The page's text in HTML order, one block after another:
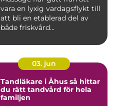
vara en lyxig vardagsflykt till
att bli en etablerad del av
både friskvård...
03. jun
Tandläkare i Åhus så hittar
du rätt tandvård för hela
familjen